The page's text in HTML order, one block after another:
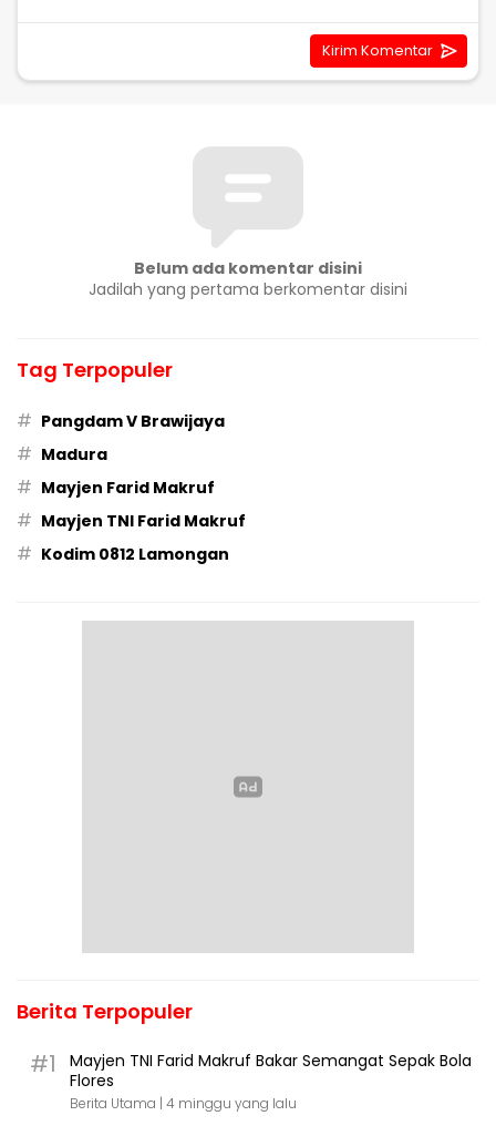
Belum ada komentar disini
Jadilah yang pertama berkomentar disini
Tag Terpopuler
# Pangdam V Brawijaya
# Madura
# Mayjen Farid Makruf
# Mayjen TNI Farid Makruf
# Kodim 0812 Lamongan
Berita Terpopuler
#1
Mayjen TNI Farid Makruf Bakar Semangat Sepak Bola
Flores
Berita Utama | 4 minggu yang lalu